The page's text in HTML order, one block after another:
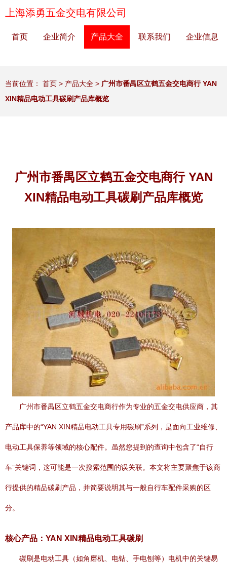
上海添勇五金交电有限公司
首页 企业简介 产品大全 联系我们 企业信息
当前位置： 首页 > 产品大全 > 广州市番禺区立鹤五金交电商行 YAN
XIN精品电动工具碳刷产品库概览
广州市番禺区立鹤五金交电商行 YAN
XIN精品电动工具碳刷产品库概览
广州市番禺区立鹤五金交电商行作为专业的五金交电供应商，其
产品库中的“YAN XIN精品电动工具专用碳刷”系列，是面向工业维修、
电动工具保养等领域的核心配件。虽然您提到的查询中包含了“自行
车”关键词，这可能是一次搜索范围的误关联。本文将主要聚焦于该商
行提供的精品碳刷产品，并简要说明其与一般自行车配件采购的区
分。
核心产品：YAN XIN精品电动工具碳刷
碳刷是电动工具（如角磨机、电钻、手电刨等）电机中的关键易